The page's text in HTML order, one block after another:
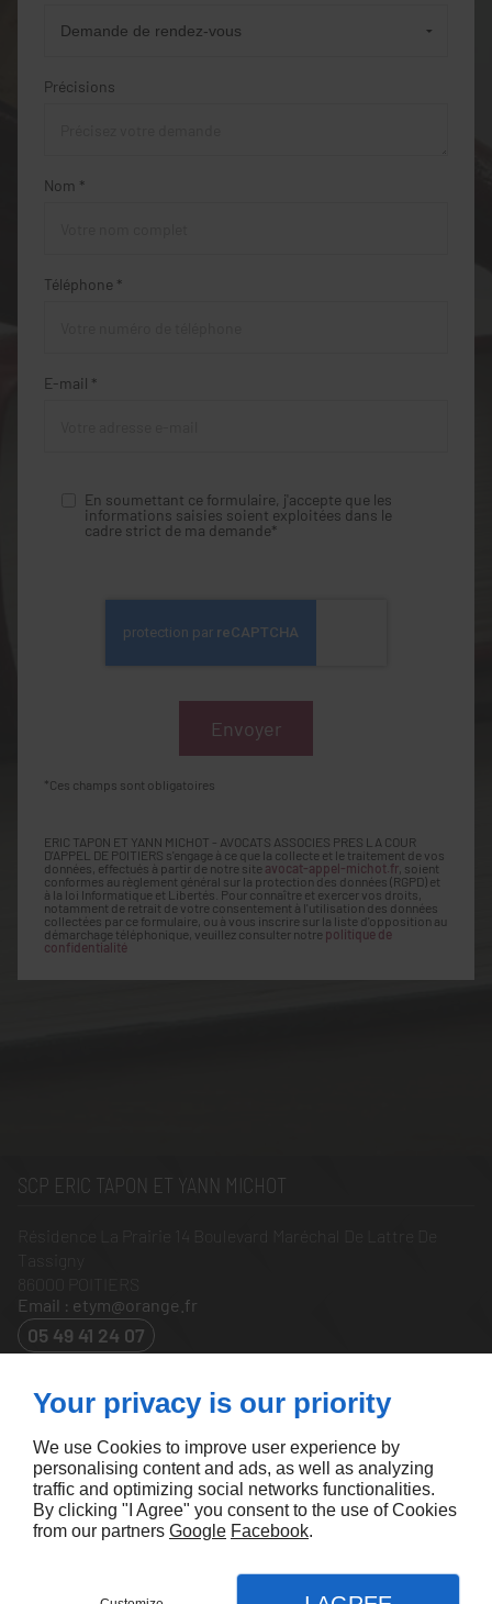
Précisions
Nom *
Téléphone *
E-mail *
En soumettant ce formulaire, j'accepte que les
informations saisies soient exploitées dans le
cadre strict de ma demande*
*Ces champs sont obligatoires
ERIC TAPON ET YANN MICHOT - AVOCATS ASSOCIES PRES LA COUR
D'APPEL DE POITIERS s'engage à ce que la collecte et le traitement de vos
données, effectués à partir de notre site avocat-appel-michot.fr , soient
conformes au règlement général sur la protection des données (RGPD) et
à la loi Informatique et Libertés. Pour connaître et exercer vos droits,
notamment de retrait de votre consentement à l'utilisation des données
collectées par ce formulaire, ou à vous inscrire sur la liste d'opposition au
démarchage téléphonique, veuillez consulter notre politique de
confidentialité
SCP ERIC TAPON ET YANN MICHOT
Résidence La Prairie 14 Boulevard Maréchal De Lattre De
Tassigny
POITIERS
Email : etym@orange.fr
05 49 41 24 07
Nous contacter
Plan du site
SUIVEZ-NOUS
Your privacy is our priority
We use Cookies to improve user experience by
personalising content and ads, as well as analyzing
traffic and optimizing social networks functionalities.
By clicking "I Agree" you consent to the use of Cookies
from our partners Google Facebook.